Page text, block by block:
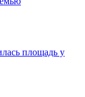
площадь у